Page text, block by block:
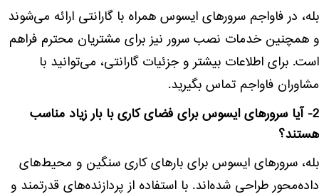
بله، در فاواجم سرورهای ایسوس همراه با گارانتی ارائه می‌شوند
و همچنین خدمات نصب سرور نیز برای مشتریان محترم فراهم
است. برای اطلاعات بیشتر و جزئیات گارانتی، می‌توانید با
مشاوران فاواجم تماس بگیرید.
2- آیا سرورهای ایسوس برای فضای کاری با بار زیاد مناسب
هستند؟
بله، سرورهای ایسوس برای بارهای کاری سنگین و محیط‌های
داده‌محور طراحی شده‌اند. با استفاده از پردازنده‌های قدرتمند و